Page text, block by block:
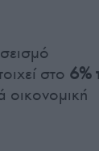
στο 6%
οικονομική